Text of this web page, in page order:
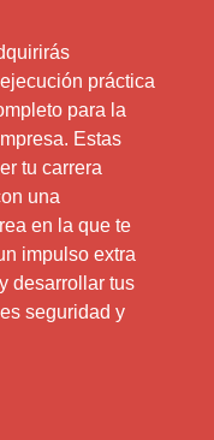
práctica
para la
Estas
tu carrera
una
en la que te
impulso extra
desarrollar tus
seguridad y